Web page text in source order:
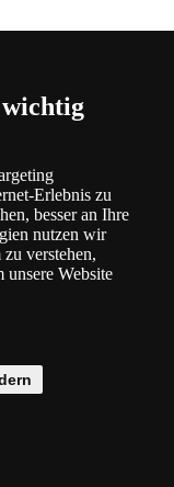
Bewertung
Erlebnis zu
besser an Ihre
nutzen wir
verstehen,
unsere Website